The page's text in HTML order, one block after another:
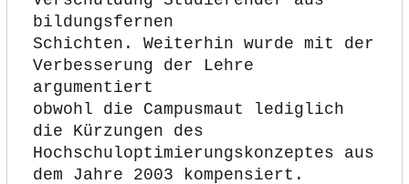
bildungsfernen
Schichten. Weiterhin wurde mit der
Verbesserung der Lehre
argumentiert
obwohl die Campusmaut lediglich
die Kürzungen des
Hochschuloptimierungskonzeptes aus
dem Jahre 2003 kompensiert.